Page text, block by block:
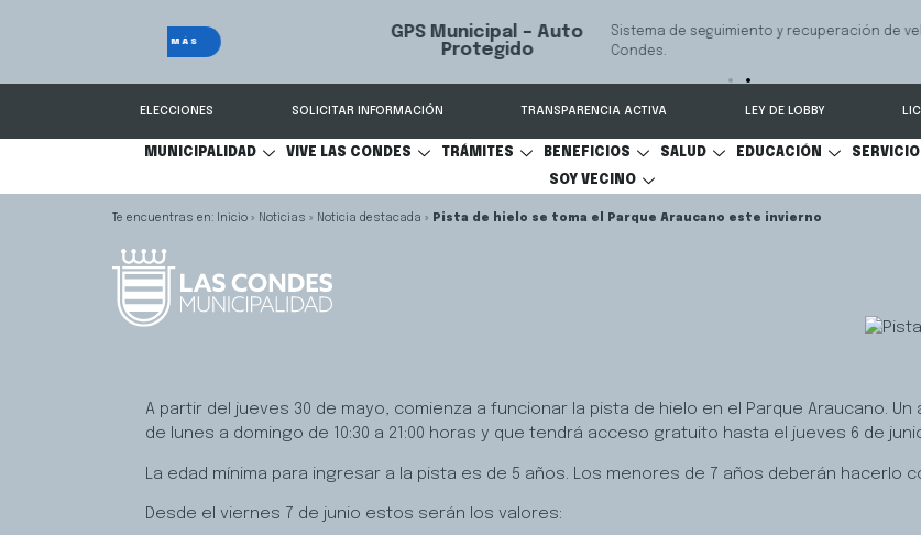
GPS Municipal – Auto
Sistema de seguimiento y recuperación de vehículos, conectado 24/7 a
Condes.
ELECCIONES SOLICITAR INFORMACIÓN TRANSPARENCIA ACTIVA LEY DE LOBBY
MUNICIPALIDAD VIVE LAS CONDES TRÁMITES BENEFICIOS SALUD EDUCACIÓN
SOY VECINO
Inicio » Noticias » Noticia destacada » Pista de hielo se toma el Parque Araucano este invierno
A partir del jueves 30 de mayo, comienza a funcionar la pista de hielo en el Parque Araucano.
de lunes a domingo de 10:30 a 21:00 horas y que tendrá acceso gratuito hasta el jueves 6 de
La edad mínima para ingresar a la pista es de 5 años. Los menores de 7 años deberán hacerlo
Desde el viernes 7 de junio estos serán los valores: